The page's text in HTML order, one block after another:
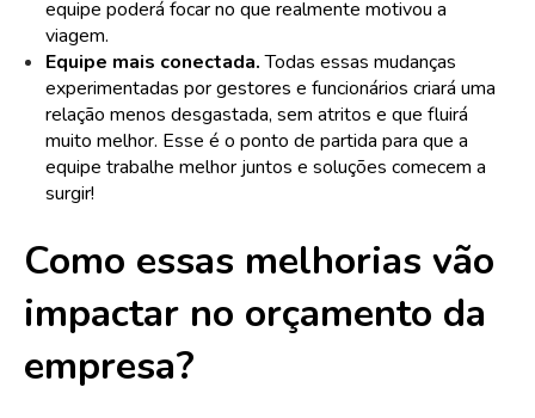
equipe poderá focar no que realmente motivou a
viagem.
Equipe mais conectada.Todas essas mudanças
experimentadas por gestores e funcionários criará uma
relação menos desgastada, sem atritos e que fluirá
muito melhor. Esse é o ponto de partida para que a
equipe trabalhe melhor juntos e soluções comecem a
surgir!
Como essas melhorias vão
impactar no orçamento da
empresa?